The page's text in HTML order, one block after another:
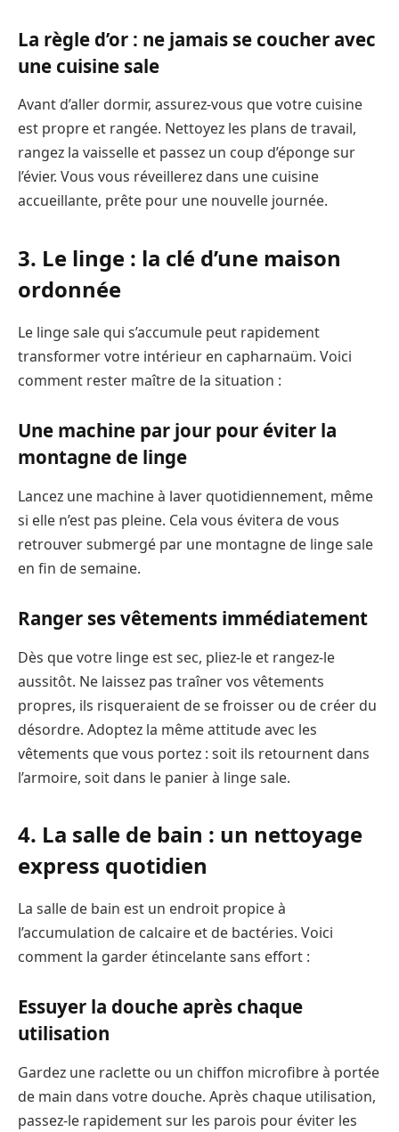
La règle d’or : ne jamais se coucher avec
une cuisine sale
Avant d’aller dormir, assurez-vous que votre cuisine
est propre et rangée. Nettoyez les plans de travail,
rangez la vaisselle et passez un coup d’éponge sur
l’évier. Vous vous réveillerez dans une cuisine
accueillante, prête pour une nouvelle journée.
3. Le linge : la clé d’une maison
ordonnée
Le linge sale qui s’accumule peut rapidement
transformer votre intérieur en capharnaüm. Voici
comment rester maître de la situation :
Une machine par jour pour éviter la
montagne de linge
Lancez une machine à laver quotidiennement, même
si elle n’est pas pleine. Cela vous évitera de vous
retrouver submergé par une montagne de linge sale
en fin de semaine.
Ranger ses vêtements immédiatement
Dès que votre linge est sec, pliez-le et rangez-le
aussitôt. Ne laissez pas traîner vos vêtements
propres, ils risqueraient de se froisser ou de créer du
désordre. Adoptez la même attitude avec les
vêtements que vous portez : soit ils retournent dans
l’armoire, soit dans le panier à linge sale.
4. La salle de bain : un nettoyage
express quotidien
La salle de bain est un endroit propice à
l’accumulation de calcaire et de bactéries. Voici
comment la garder étincelante sans effort :
Essuyer la douche après chaque
utilisation
Gardez une raclette ou un chiffon microfibre à portée
de main dans votre douche. Après chaque utilisation,
passez-le rapidement sur les parois pour éviter les